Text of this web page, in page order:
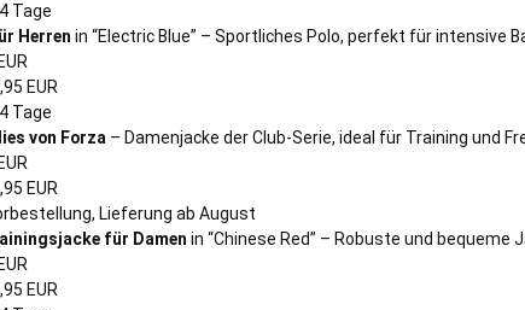
Tage
Herren in “Electric Blue” – Sportliches Polo, perfekt für intensive
EUR
Tage
von Forza – Damenjacke der Club-Serie, ideal für Training und
EUR
Lieferung ab August
für Damen in “Chinese Red” – Robuste und bequeme
EUR